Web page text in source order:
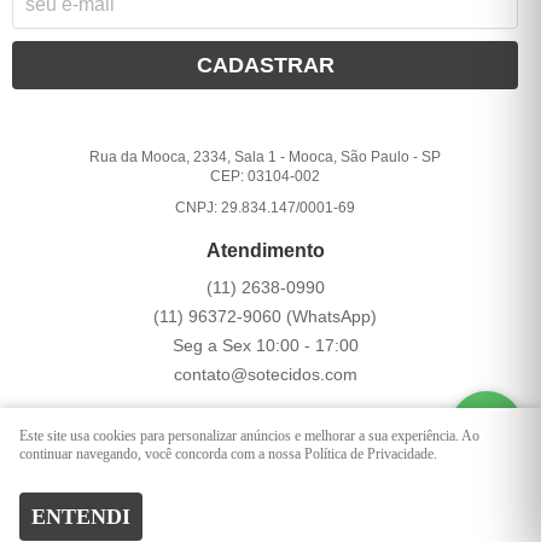
CADASTRAR
Rua da Mooca, 2334, Sala 1 - Mooca, São Paulo -SP
CEP: 03104-002
CNPJ: 29.834.147/0001-69
Atendimento
(11) 2638-0990
(11) 96372-9060 (WhatsApp)
Seg a Sex 10:00 - 17:00
contato@sotecidos.com
LOJA VIRTUAL CRIADA POR
Este site usa cookies para personalizar anúncios e melhorar a sua experiência. Ao
continuar navegando, você concorda com a nossa Política de Privacidade.
ENTENDI